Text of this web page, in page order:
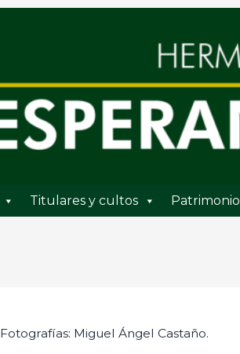
Titulares y cultos Patrimonio
Fotografías: Miguel Ángel Castaño.